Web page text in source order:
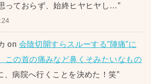
っておらず、始終ヒヤヒヤし…”
on 会陰切開すらスルーする”陣痛”に
この首の痛みなど鼻くそみたいなもの
、病院へ行くことを決めた！笑”